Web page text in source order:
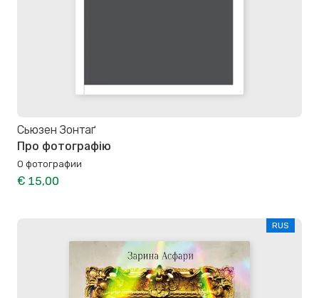
Сьюзен Зонтаґ
Про фотографію
О фотографии
€ 15,00
RUS